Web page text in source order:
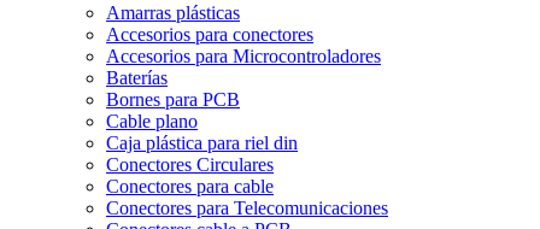
Amarras plásticas
Accesorios para conectores
Accesorios para Microcontroladores
Baterías
Bornes para PCB
Cable plano
Caja plástica para riel din
Conectores Circulares
Conectores para cable
Conectores para Telecomunicaciones